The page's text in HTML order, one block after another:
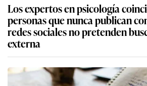
Los expertos en psicología
personas que nunca publican
redes sociales no pretenden
externa